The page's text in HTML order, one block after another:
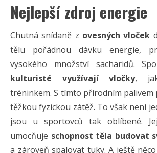
Nejlepší zdroj energie
Chutná snídaně z ovesných vloček
tělu pořádnou dávku energie,
vysokého množství sacharidů.
kulturisté využívají vločky,
tréninkem. S tímto přírodním palivem
těžkou fyzickou zátěž. To však není
jsou u sportovců tak oblíbené.
umocňuje schopnost těla budovat
a zároveň spalovat tuky. A ještě